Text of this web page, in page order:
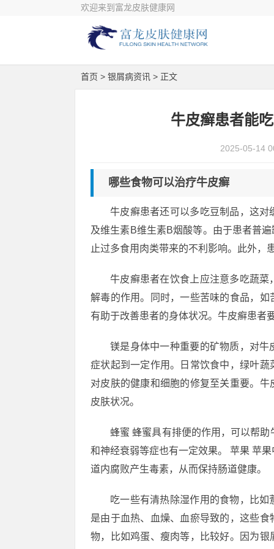
欢迎来到富龙皮肤健康网
首页 > 银屑病资讯 > 正文
牛皮癣患者能
2025-05-14
哪些食物可以治疗牛皮癣
牛皮癣患者还可以多吃豆制品，这
及维生素B维生素B烟酸等。由于患者普
止过多食用肉类带来的不利影响。此外，
牛皮癣患者在饮食上应注意多吃蔬
解毒的作用。同时，一些苦味的食品，
有助于改善患者的身体状况。牛皮癣患者
镁是身体中一种重要的矿物质，对
症状起到一定作用。日常饮食中，绿叶
对皮肤的健康和细胞的修复至关重要。
皮肤状况。
蜂蜜 蜂蜜具有排便的作用，可以帮
和神经衰弱等症也有一定效果。 苹果 苹
道内腐败产生毒素，从而保持肠道健康。
吃一些有清热除湿作用的食物，比
是由于血热、血燥、血瘀导致的，这些
物，比如鸡蛋、瘦肉等，比较好。因为